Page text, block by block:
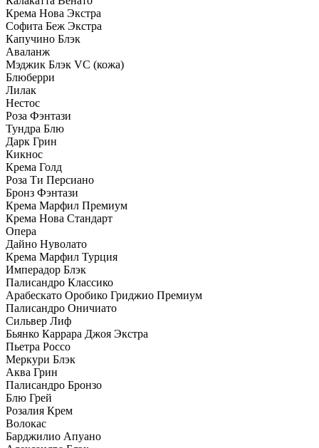
Крема Нова Экстра
Софита Беж Экстра
Капучино Блэк
Аваланж
Мэджик Блэк VC (кожа)
Блюберри
Лилак
Нестос
Роза Фэнтази
Тундра Блю
Дарк Грин
Кикнос
Крема Голд
Роза Ти Персиано
Бронз Фэнтази
Крема Марфил Премиум
Крема Нова Стандарт
Опера
Дайно Нуволато
Крема Марфил Турция
Имперадор Блэк
Палисандро Классико
Арабескато Оробико Гриджио Премиум
Палисандро Оничиато
Сильвер Лиф
Бьянко Каррара Джоя Экстра
Пьетра Россо
Меркури Блэк
Аква Грин
Палисандро Бронзо
Блю Грей
Розалия Крем
Волокас
Барджилио Апуано